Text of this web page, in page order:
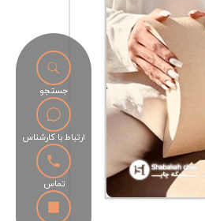
جستجو
ارتباط با کارشناس
تماس